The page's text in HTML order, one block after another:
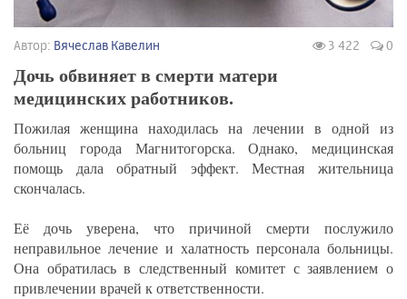
Автор: Вячеслав Кавелин 3 422 0
Дочь обвиняет в смерти матери
медицинских работников.
Пожилая женщина находилась на лечении в одной из
больниц города Магнитогорска. Однако, медицинская
помощь дала обратный эффект. Местная жительница
скончалась.
Её дочь уверена, что причиной смерти послужило
неправильное лечение и халатность персонала больницы.
Она обратилась в следственный комитет с заявлением о
привлечении врачей к ответственности.